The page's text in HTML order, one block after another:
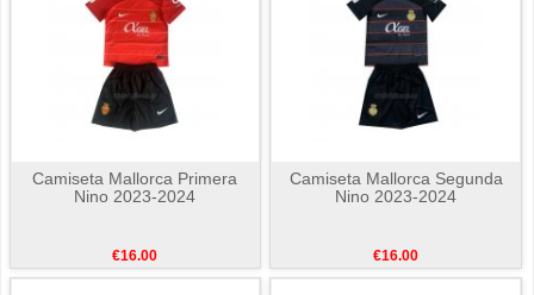
Camiseta Mallorca Primera
Nino 2023-2024
€16.00
Camiseta Mallorca Segunda
Nino 2023-2024
€16.00